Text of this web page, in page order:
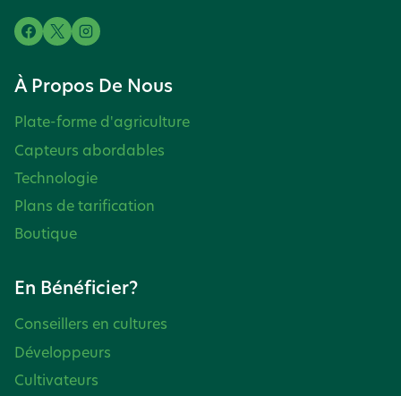
À Propos De Nous
Plate-forme d'agriculture
Capteurs abordables
Technologie
Plans de tarification
Boutique
En Bénéficier?
Conseillers en cultures
Développeurs
Cultivateurs